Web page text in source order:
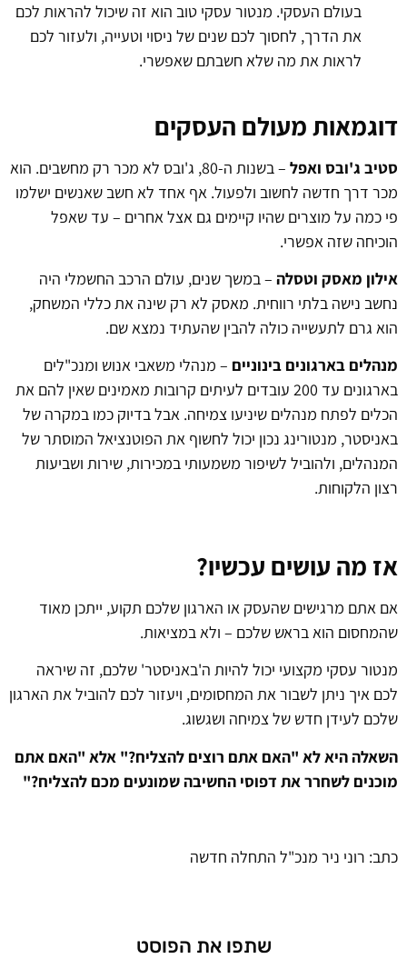
בעולם העסקי. מנטור עסקי טוב הוא זה שיכול להראות לכם
את הדרך, לחסוך לכם שנים של ניסוי וטעייה, ולעזור לכם
לראות את מה שלא חשבתם שאפשרי.
דוגמאות מעולם העסקים
סטיב ג'ובס ואפל
– בשנות ה-80, ג'ובס לא מכר רק מחשבים. הוא
מכר דרך חדשה לחשוב ולפעול. אף אחד לא חשב שאנשים ישלמו
פי כמה על מוצרים שהיו קיימים גם אצל אחרים – עד שאפל
הוכיחה שזה אפשרי.
אילון מאסק וטסלה – במשך שנים, עולם הרכב החשמלי היה
נחשב נישה בלתי רווחית. מאסק לא רק שינה את כללי המשחק,
הוא גרם לתעשייה כולה להבין שהעתיד נמצא שם.
מנהלים בארגונים בינוניים – מנהלי משאבי אנוש ומנכ"לים
בארגונים עד 200 עובדים לעיתים קרובות מאמינים שאין להם את
הכלים לפתח מנהלים שיניעו צמיחה. אבל בדיוק כמו במקרה של
באניסטר, מנטורינג נכון יכול לחשוף את הפוטנציאל המוסתר של
המנהלים, ולהוביל לשיפור משמעותי במכירות, שירות ושביעות
רצון הלקוחות.
אז מה עושים עכשיו?
אם אתם מרגישים שהעסק או הארגון שלכם תקוע, ייתכן מאוד
שהמחסום הוא בראש שלכם – ולא במציאות.
מנטור עסקי מקצועי יכול להיות ה'באניסטר' שלכם, זה שיראה
לכם איך ניתן לשבור את המחסומים, ויעזור לכם להוביל את הארגון
שלכם לעידן חדש של צמיחה ושגשוג.
השאלה היא לא "האם אתם רוצים להצליח?" אלא "האם אתם
מוכנים לשחרר את דפוסי החשיבה שמונעים מכם להצליח?"
כתב: רוני ניר מנכ"ל התחלה חדשה
שתפו את הפוסט